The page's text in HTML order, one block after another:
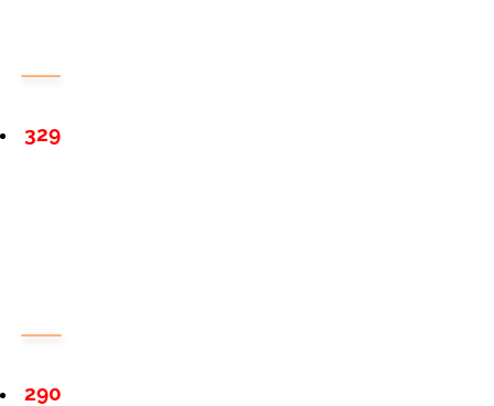
329
290